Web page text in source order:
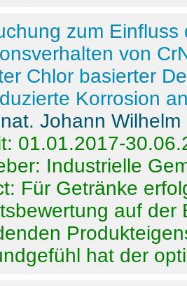
zum
von
Chlor basierter
Korrosion
Johann
01.01.2017-
Industrielle
Für Getränke
auf der
hat der